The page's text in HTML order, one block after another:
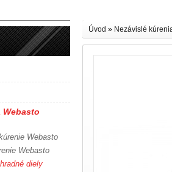
Webasto
Webasto
Webasto
diely
Úvod » Nezávislé